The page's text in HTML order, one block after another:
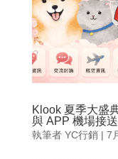
Klook 夏季大盛
與 APP 機場接
執筆者 YC行銷| 7